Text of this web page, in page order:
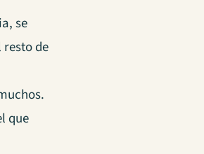
se
de
que